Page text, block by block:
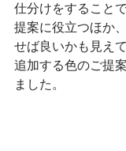
仕分けをすること
提案に役立つほか
せば良いかも見え
追加する色のご提
ました。